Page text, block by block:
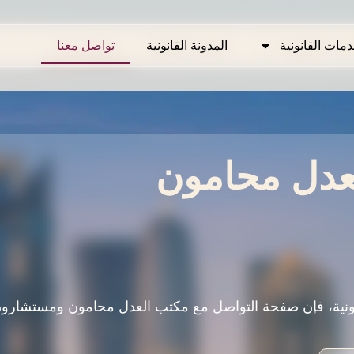
القانونية المدونة القانونية تواصل معنا القانونية المدونة القانونية تواصل معنا
محامون
فإن صفحة التواصل مع مكتب العدل محامون